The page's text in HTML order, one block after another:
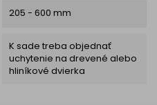
205 - 600 mm
K sade treba objednať
uchytenie na drevené alebo
hliníkové dvierka